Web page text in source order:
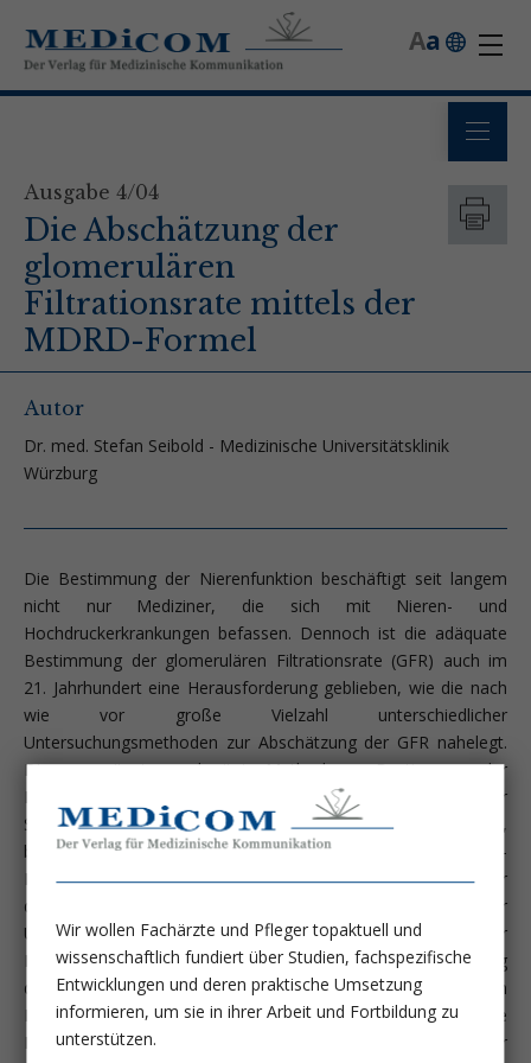
a
A
Ausgabe 4/04
Die Abschätzung der
glomerulären
Filtrationsrate mittels der
MDRD-Formel
Autor
Dr. med. Stefan Seibold - Medizinische Universitätsklinik
Würzburg
Die Bestimmung der Nierenfunktion beschäftigt seit langem
nicht nur Mediziner, die sich mit Nieren- und
Hochdruckerkrankungen befassen. Dennoch ist die adäquate
Bestimmung der glomerulären Filtrationsrate (GFR) auch im
21. Jahrhundert eine Herausforderung geblieben, wie die nach
wie vor große Vielzahl unterschiedlicher
Untersuchungsmethoden zur Abschätzung der GFR nahelegt.
Die am weitesten verbreitete Methode zur Bestimmung der
Nierenfunktion ist die Abschätzung der GFR anhand der
Serumkreatininbestimmung. Doch vor allem im höheren Alter,
bei geringer Muskelaktivität/Muskelmasse, führt die GFR-
Bestimmung anhand des Serumkreatinins oft zu einer
deutlichen Überschätzung der Nierenfunktion. In einer
Untersuchung an 1628 Patienten mit chronischer
Nierenerkrankung überschätzte die Serumkreatininbestimmung
die tatsächliche Nierenfunktion im Mittel um über 30% (Ann
Intern Med 130:461-470, 1999). Auch die Tatsache, dass die
Beziehung zwischen Serumkreatinin und GFR nicht linear
Wir wollen Fachärzte und Pfleger topaktuell und
wissenschaftlich fundiert über Studien, fachspezifische
Entwicklungen und deren praktische Umsetzung
informieren, um sie in ihrer Arbeit und Fortbildung zu
unterstützen.